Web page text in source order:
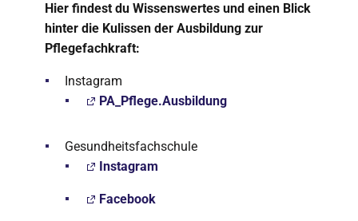
Hier findest du Wissenswertes und einen Blick
hinter die Kulissen der Ausbildung zur
Pflegefachkraft:
Instagram
PA_Pflege.Ausbildung
Gesundheitsfachschule
Instagram
Facebook